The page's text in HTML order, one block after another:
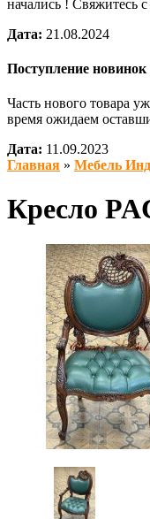
начались ! Свяжитесь
Дата: 21.08.2024
Поступление новинок
Часть нового товара
время ожидаем
Дата: 11.09.2023
Главная » Мебель
Кресло